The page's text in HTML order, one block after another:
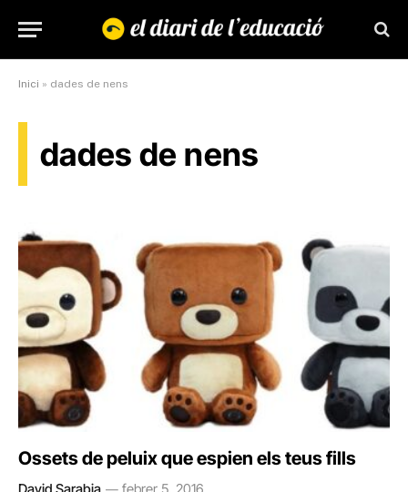
Inici » dades de nens
dades de nens
Ossets de peluix que espien els teus fills
David Sarabia febrer 5, 2016